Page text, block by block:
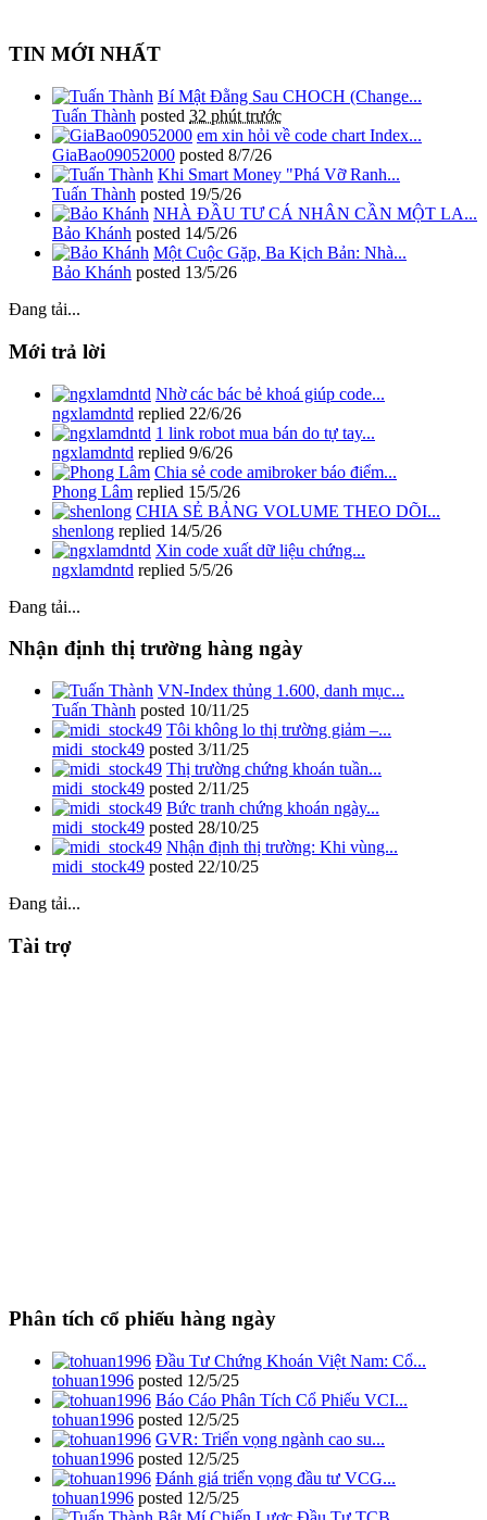
TIN MỚI NHẤT
Bí Mật Đằng Sau CHOCH (Change...
Tuấn Thành posted 32 phút trước
em xin hỏi về code chart Index...
GiaBao09052000 posted 8/7/26
Khi Smart Money "Phá Vỡ Ranh...
Tuấn Thành posted 19/5/26
NHÀ ĐẦU TƯ CÁ NHÂN CẦN MỘT LA...
Bảo Khánh posted 14/5/26
Một Cuộc Gặp, Ba Kịch Bản: Nhà...
Bảo Khánh posted 13/5/26
Đang tải...
Mới trả lời
Nhờ các bác bẻ khoá giúp code...
ngxlamdntd replied 22/6/26
1 link robot mua bán do tự tay...
ngxlamdntd replied 9/6/26
Chia sẻ code amibroker báo điểm...
Phong Lâm replied 15/5/26
CHIA SẺ BẢNG VOLUME THEO DÕI...
shenlong replied 14/5/26
Xin code xuất dữ liệu chứng...
ngxlamdntd replied 5/5/26
Đang tải...
Nhận định thị trường hàng ngày
VN-Index thủng 1.600, danh mục...
Tuấn Thành posted 10/11/25
Tôi không lo thị trường giảm –...
midi_stock49 posted 3/11/25
Thị trường chứng khoán tuần...
midi_stock49 posted 2/11/25
Bức tranh chứng khoán ngày...
midi_stock49 posted 28/10/25
Nhận định thị trường: Khi vùng...
midi_stock49 posted 22/10/25
Đang tải...
Tài trợ
Phân tích cổ phiếu hàng ngày
Đầu Tư Chứng Khoán Việt Nam: Cổ...
tohuan1996 posted 12/5/25
Báo Cáo Phân Tích Cổ Phiếu VCI...
tohuan1996 posted 12/5/25
GVR: Triển vọng ngành cao su...
tohuan1996 posted 12/5/25
Đánh giá triển vọng đầu tư VCG...
tohuan1996 posted 12/5/25